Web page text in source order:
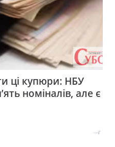
ці купюри: НБУ
номіналів, але є